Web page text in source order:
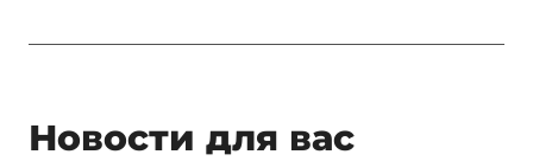
Новости для вас